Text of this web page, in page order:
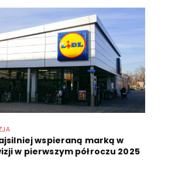
wspieraną marką w
w pierwszym półroczu 2025